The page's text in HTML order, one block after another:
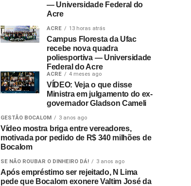
— Universidade Federal do
Acre
ACRE 13 horas atrás
Campus Floresta da Ufac
recebe nova quadra
poliesportiva — Universidade
Federal do Acre
ACRE 4 meses ago
VÍDEO: Veja o que disse
Ministra em julgamento do ex-
governador Gladson Cameli
GESTÃO BOCALOM 3 anos ago
Vídeo mostra briga entre vereadores,
motivada por pedido de R$ 340 milhões de
Bocalom
SE NÃO ROUBAR O DINHEIRO DÁ! 3 anos ago
Após empréstimo ser rejeitado, N Lima
pede que Bocalom exonere Valtim José da